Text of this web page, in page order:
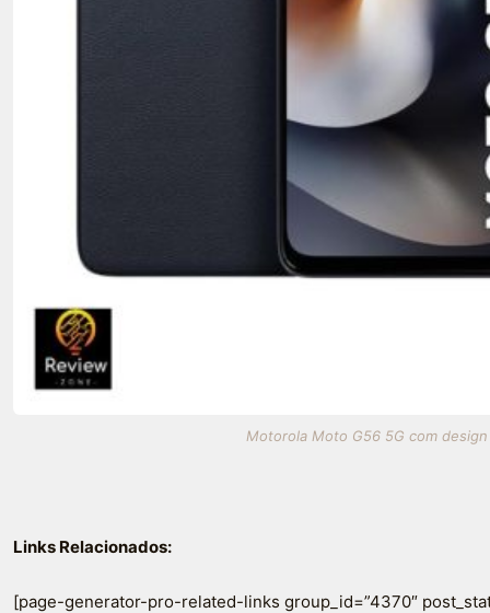
Motorola Moto G56 5G com
Links Relacionados:
[page-generator-pro-related-links group_id=”4370″